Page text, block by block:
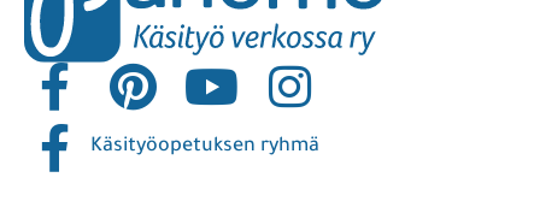
Käsityöopetuksen ryhmä